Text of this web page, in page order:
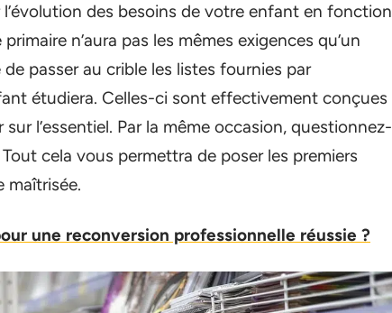
des besoins de votre enfant en fonction
n’aura pas les mêmes exigences qu’un
passer au crible les listes fournies par
étudiera. Celles-ci sont effectivement conçues
l’essentiel. Par la même occasion, questionnez-
cela vous permettra de poser les premiers
maîtrisée.
une reconversion professionnelle réussie ?